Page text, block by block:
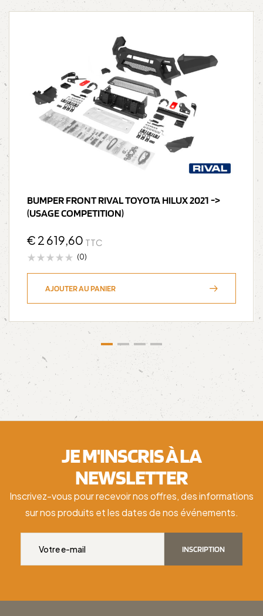
BUMPER FRONT RIVAL TOYOTA HILUX 2021 ->
(USAGE COMPETITION)
€ 2 619,60 TTC
(0)
AJOUTER AU PANIER
JE M'INSCRIS À LA
NEWSLETTER
Inscrivez-vous pour recevoir nos offres, des informations
sur nos produits et les dates de nos événements.
INSCRIPTION